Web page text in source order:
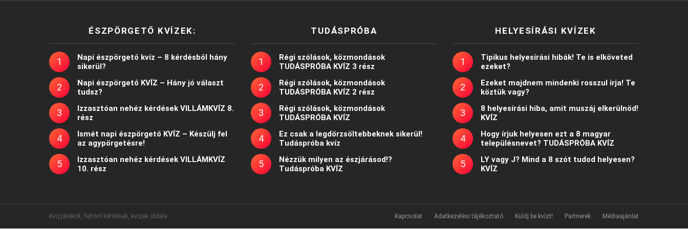
ÉSZPÖRGETŐ KVÍZEK:
Napi észpörgető kvíz – 8 kérdésből hány
sikerül?
Napi észpörgető KVÍZ – Hány jó választ
tudsz?
Izzasztóan nehéz kérdések VILLÁMKVÍZ 8.
rész
Ismét napi észpörgető KVÍZ – Készülj fel
az agypörgetésre!
Izzasztóan nehéz kérdések VILLÁMKVÍZ
10. rész
TUDÁSPRÓBA
Régi szólások, közmondások
TUDÁSPRÓBA KVÍZ 3 rész
Régi szólások, közmondások
TUDÁSPRÓBA KVÍZ 2 rész
Régi szólások, közmondások
TUDÁSPRÓBA KVÍZ
Ez csak a legdörzsöltebbeknek sikerül!
Tudáspróba kvíz
Nézzük milyen az észjárásod!?
Tudáspróba KVÍZ
HELYESÍRÁSI KVÍZEK
Tipikus helyesírási hibák! Te is elköveted
ezeket?
Ezeket majdnem mindenki rosszul írja! Te
köztük vagy?
8 helyesírási hiba, amit muszáj elkerülnöd!
KVÍZ
Hogy írjuk helyesen ezt a 8 magyar
településnevet? TUDÁSPRÓBA KVÍZ
LY vagy J? Mind a 8 szót tudod helyesen?
KVÍZ
Kvízjátékok, fejtörő kérdések, kvízek oldala Kapcsolat Adatkezelési tájékoztató Küldj be kvízt! Partnerek Médiaajánlat